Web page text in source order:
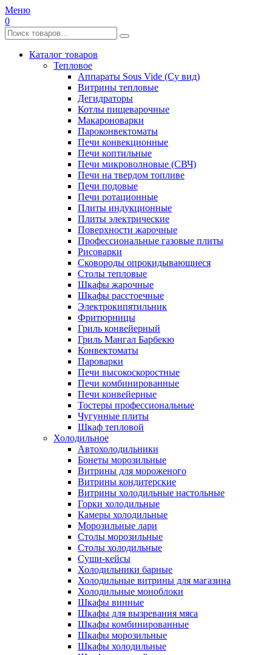
Меню
0
Каталог товаров
Тепловое
Аппараты Sous Vide (Су вид)
Витрины тепловые
Дегидраторы
Котлы пищеварочные
Макароноварки
Пароконвектоматы
Печи конвекционные
Печи коптильные
Печи микроволновые (СВЧ)
Печи на твердом топливе
Печи подовые
Печи ротационные
Плиты индукционные
Плиты электрические
Поверхности жарочные
Профессиональные газовые плиты
Рисоварки
Сковороды опрокидывающиеся
Столы тепловые
Шкафы жарочные
Шкафы расстоечные
Электрокипятильник
Фритюрницы
Гриль конвейерный
Гриль Мангал Барбекю
Конвектоматы
Пароварки
Печи высокоскоростные
Печи комбинированные
Печи конвейерные
Тостеры профессиональные
Чугунные плиты
Шкаф тепловой
Холодильное
Автохолодильники
Бонеты морозильные
Витрины для мороженого
Витрины кондитерские
Витрины холодильные настольные
Горки холодильные
Камеры холодильные
Морозильные лари
Столы морозильные
Столы холодильные
Суши-кейсы
Холодильники барные
Холодильные витрины для магазина
Холодильные моноблоки
Шкафы винные
Шкафы для вызревания мяса
Шкафы комбинированные
Шкафы морозильные
Шкафы холодильные